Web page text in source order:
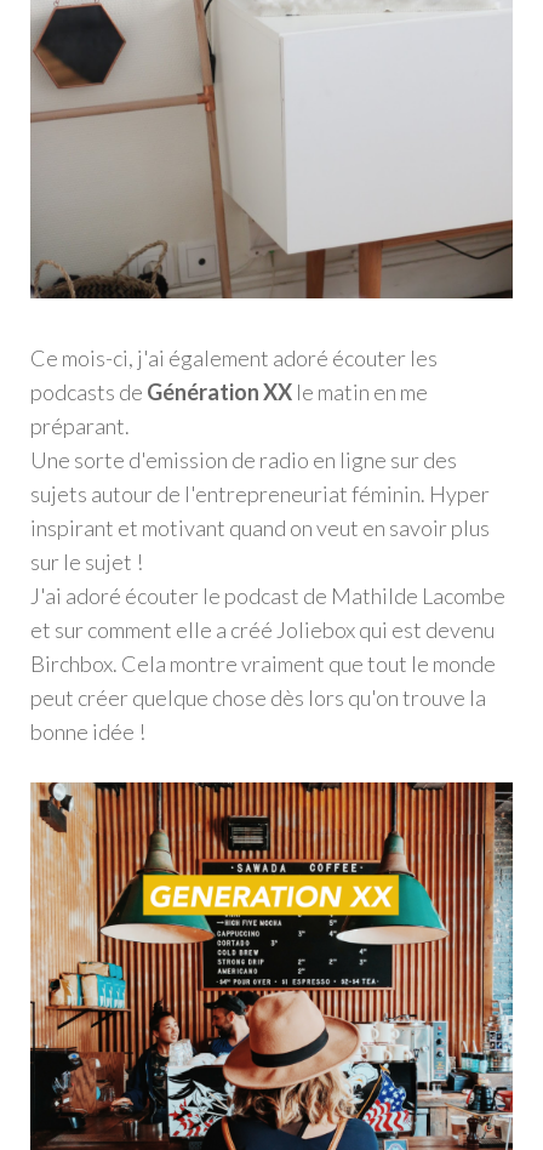
Ce mois-ci, j'ai également adoré écouter les
podcasts de Génération XX le matin en me
préparant.
Une sorte d'emission de radio en ligne sur des
sujets autour de l'entrepreneuriat féminin. Hyper
inspirant et motivant quand on veut en savoir plus
sur le sujet !
J'ai adoré écouter le podcast de Mathilde Lacombe
et sur comment elle a créé Joliebox qui est devenu
Birchbox. Cela montre vraiment que tout le monde
peut créer quelque chose dès lors qu'on trouve la
bonne idée !